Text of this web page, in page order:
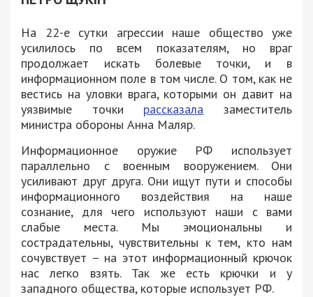
На 22-е сутки агрессии наше общество уже
усилилось по всем показателям, но враг
продолжает искать болевые точки, и в
информационном поле в том числе. О том, как не
вестись на уловки врага, которыми он давит на
уязвимые точки рассказала заместитель
министра обороны Анна Маляр.
Информационное оружие РФ использует
параллельно с военным вооружением. Они
усиливают друг друга. Они ищут пути и способы
информационного воздействия на наше
сознание, для чего используют наши с вами
слабые места. Мы эмоциональны и
сострадательны, чувствительны к тем, кто нам
сочувствует – на этот информационный крючок
нас легко взять. Так же есть крючки и у
западного общества, которые использует РФ.